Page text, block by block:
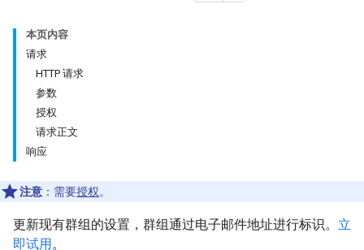
本页内容
请求
HTTP 请求
参数
授权
请求正文
响应
注意 ：需要授权。
更新现有群组的设置，群组通过电子邮件地址进行标识。 立
即试用。